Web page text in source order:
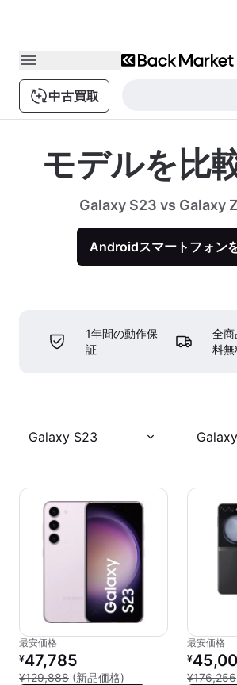
中古買取
モデルを比
Galaxy S23 vs Galaxy
Androidスマートフォン
1年間の動作保
証
全商
料無
Galaxy S23
最安価格
リファービッシュ品の価格：
¥47,785
¥129,888 (新品価格) 新品との比較：
最安価格
リファー
¥
¥176,256